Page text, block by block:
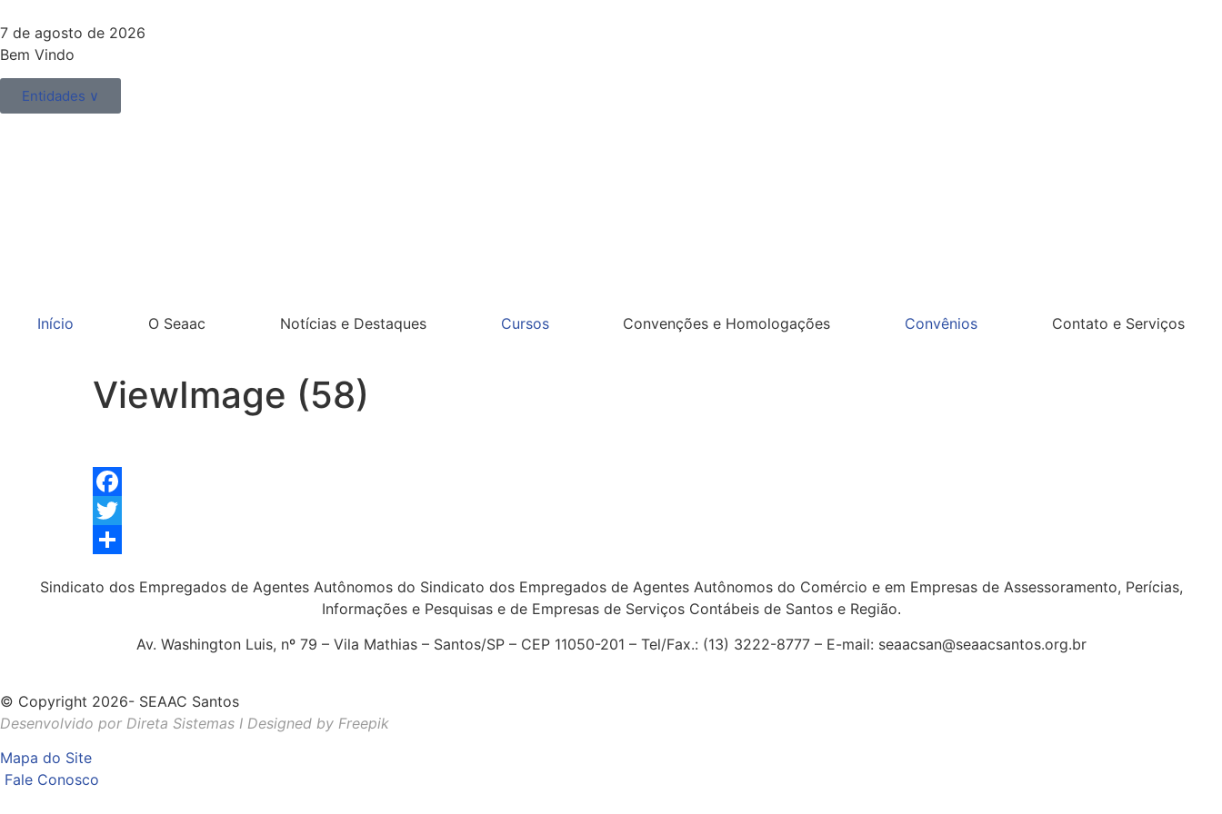
7 de agosto de 2026
Bem Vindo
Entidades ∨
Início O Seaac Notícias e Destaques Cursos Convenções e Homologações Convênios Contato e Serviços
ViewImage (58)
Facebook
Twitter
Sindicato dos Empregados de Agentes Autônomos do Sindicato dos Empregados de Agentes Autônomos do Comércio e em Empresas de Assessoramento, Perícias,
Informações e Pesquisas e de Empresas de Serviços Contábeis de Santos e Região.
Av. Washington Luis, nº 79 – Vila Mathias – Santos/SP – CEP 11050-201 – Tel/Fax.: (13) 3222-8777 – E-mail: seaacsan@seaacsantos.org.br
© Copyright 2026- SEAAC Santos
Desenvolvido por Direta Sistemas I Designed by Freepik
Mapa do Site
Fale Conosco